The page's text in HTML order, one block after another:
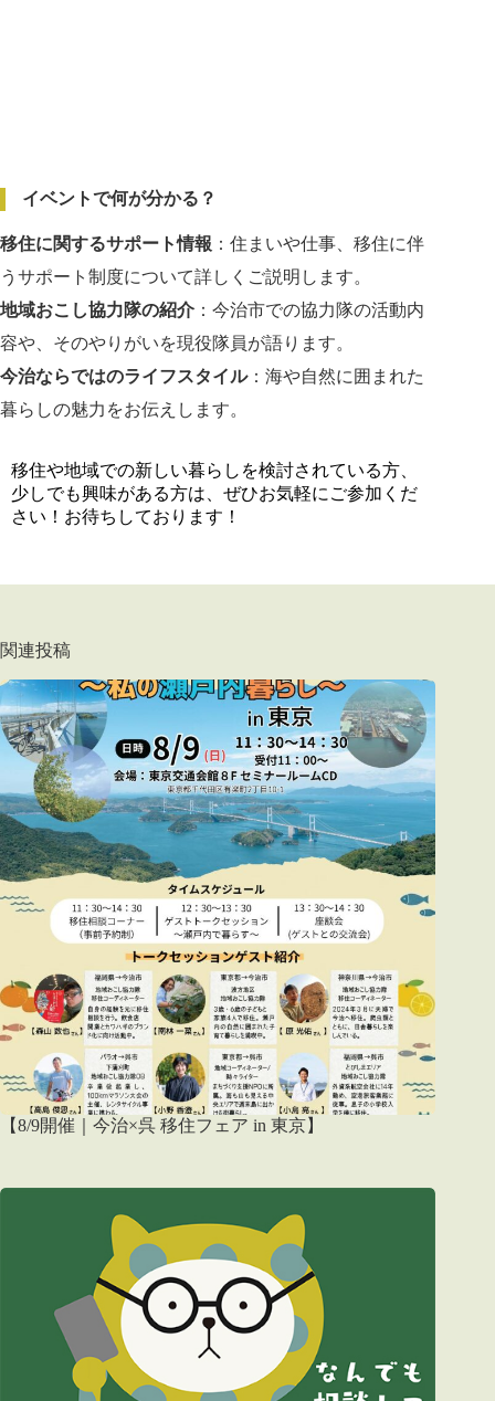
イベントで何が分かる？
移住に関するサポート情報 ：住まいや仕事、移住に伴
うサポート制度について詳しくご説明します。
地域おこし協力隊の紹介 ：今治市での協力隊の活動内
容や、そのやりがいを現役隊員が語ります。
今治ならではのライフスタイル：海や自然に囲まれた
暮らしの魅力をお伝えします。
移住や地域での新しい暮らしを検討されている方、
少しでも興味がある方は、ぜひお気軽にご参加くだ
さい！お待ちしております！
関連投稿
【8/9開催｜今治×呉 移住フェア in 東京】